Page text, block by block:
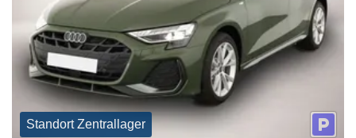
Standort Zentrallager